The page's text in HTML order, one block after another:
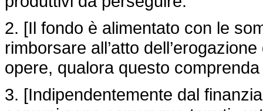
2. [Il fondo è alimentato con le
rimborsare all’atto
opere, qualora questo
3. [Indipendentemente dal